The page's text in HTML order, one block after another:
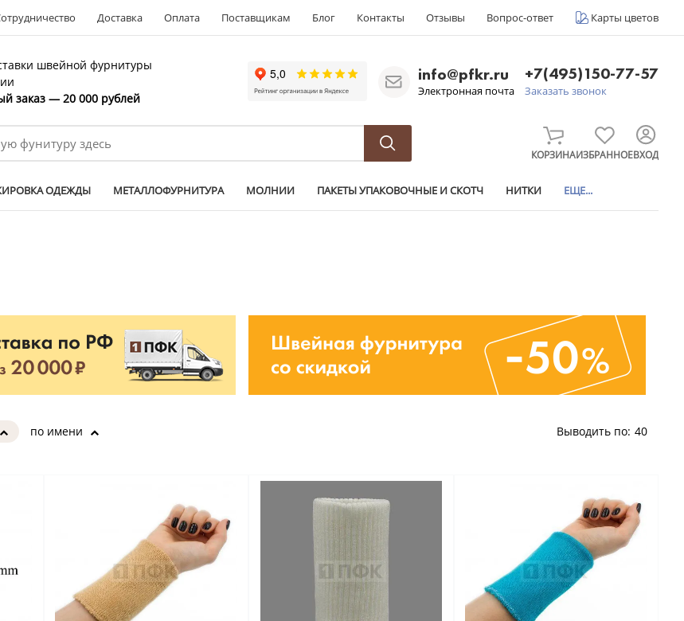
Доставка Оплата Поставщикам Блог Контакты Отзывы Вопрос-ответ Карты цветов
швейной фурнитуры
заказ — 20 000 рублей
info@pfkr.ru
Электронная почта
+7(495)150-77-57
Заказать звонок
КОРЗИНАИЗБРАННОЕВХОД
ОДЕЖДЫ МЕТАЛЛОФУРНИТУРА МОЛНИИ ПАКЕТЫ УПАКОВОЧНЫЕ И СКОТЧ НИТКИ ЕЩЕ...
по имени Выводить по: 40